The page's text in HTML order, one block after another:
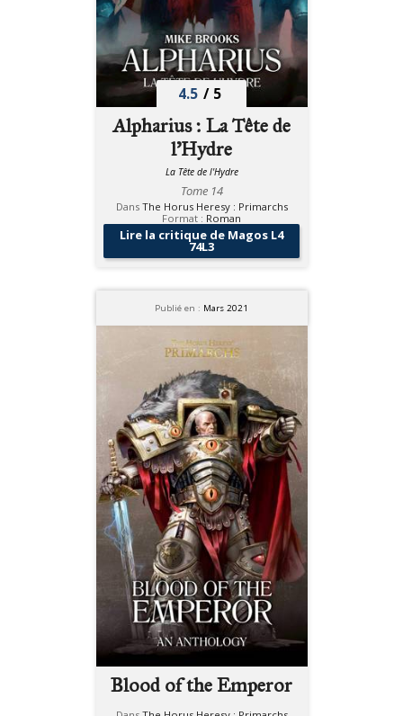
4.5 / 5
Alpharius : La Tête de
l'Hydre
La Tête de l'Hydre
Tome 14
Dans The Horus Heresy : Primarchs
Format : Roman
Lire la critique de Magos L4
74L3
Publié en : Mars 2021
Blood of the Emperor